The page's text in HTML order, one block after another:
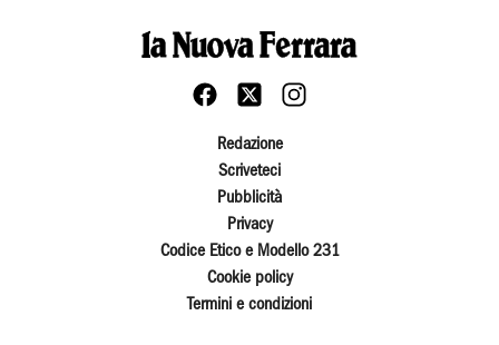
Redazione
Scriveteci
Pubblicità
Privacy
Codice Etico e Modello 231
Cookie policy
Termini e condizioni